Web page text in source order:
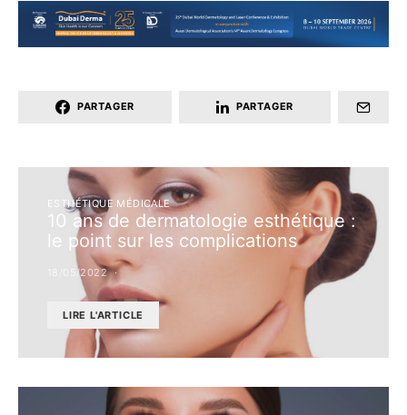
PARTAGER PARTAGER
ESTHÉTIQUE MÉDICALE
10 ans de dermatologie esthétique :
le point sur les complications
18/05/2022
LIRE L'ARTICLE